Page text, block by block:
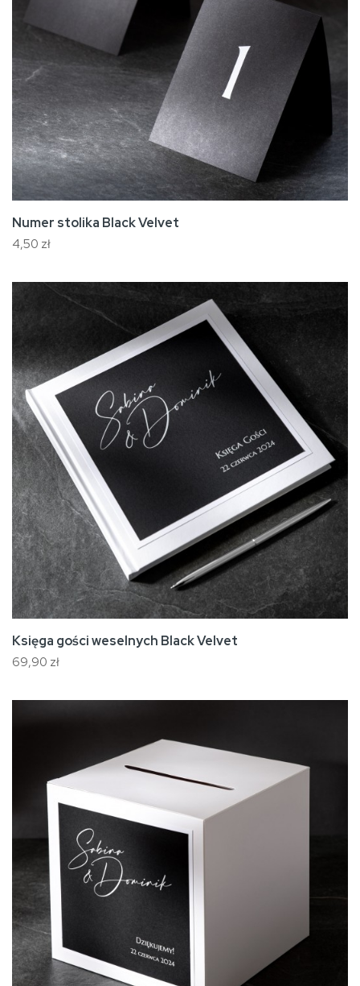
Numer stolika Black Velvet
4,50 zł
Księga gości weselnych Black Velvet
69,90 zł